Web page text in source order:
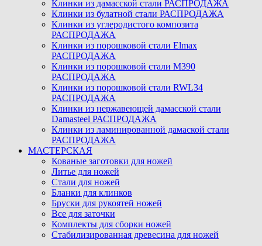
Клинки из дамасской стали РАСПРОДАЖА
Клинки из булатной стали РАСПРОДАЖА
Клинки из углеродистого композита
РАСПРОДАЖА
Клинки из порошковой стали Elmax
РАСПРОДАЖА
Клинки из порошковой стали M390
РАСПРОДАЖА
Клинки из порошковой стали RWL34
РАСПРОДАЖА
Клинки из нержавеющей дамасской стали
Damasteel РАСПРОДАЖА
Клинки из ламинированной дамаской стали
РАСПРОДАЖА
МАСТЕРСКАЯ
Кованые заготовки для ножей
Литье для ножей
Стали для ножей
Бланки для клинков
Бруски для рукоятей ножей
Все для заточки
Комплекты для сборки ножей
Стабилизированная древесина для ножей